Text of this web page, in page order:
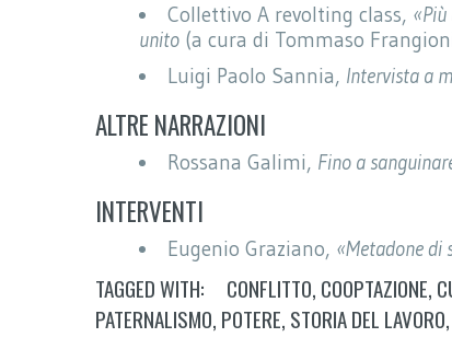
Collettivo A revolting class,
unito (a cura di Tommaso
Luigi Paolo Sannia, Intervista a
ALTRE NARRAZIONI
Rossana Galimi, Fino a
INTERVENTI
Eugenio Graziano, «Metadone di
TAGGED WITH: CONFLITTO, COOPTAZIONE,
PATERNALISMO, POTERE, STORIA DEL LAVORO,